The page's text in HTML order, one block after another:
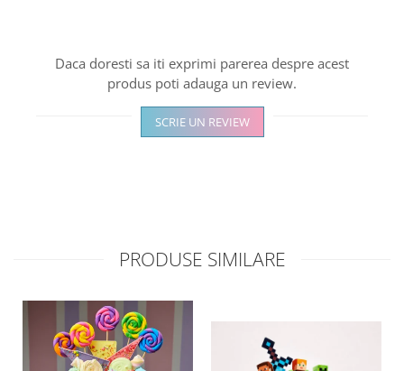
Daca doresti sa iti exprimi parerea despre acest
produs poti adauga un review.
SCRIE UN REVIEW
PRODUSE SIMILARE